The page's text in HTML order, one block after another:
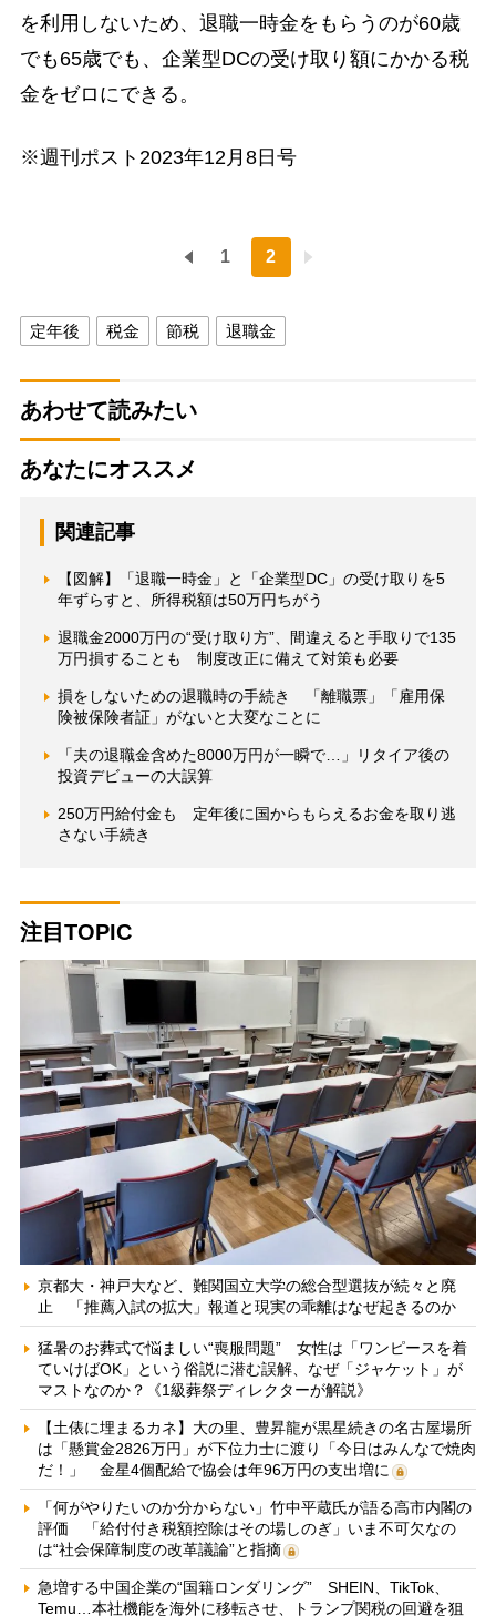
を利用しないため、退職一時金をもらうのが60歳
でも65歳でも、企業型DCの受け取り額にかかる税
金をゼロにできる。
※週刊ポスト2023年12月8日号
1 2
定年後 税金 節税 退職金
あわせて読みたい
あなたにオススメ
関連記事
【図解】「退職一時金」と「企業型DC」の受け取りを5
年ずらすと、所得税額は50万円ちがう
退職金2000万円の“受け取り方”、間違えると手取りで135
万円損することも 制度改正に備えて対策も必要
損をしないための退職時の手続き 「離職票」「雇用保
険被保険者証」がないと大変なことに
「夫の退職金含めた8000万円が一瞬で…」リタイア後の
投資デビューの大誤算
250万円給付金も 定年後に国からもらえるお金を取り逃
さない手続き
注目TOPIC
京都大・神戸大など、難関国立大学の総合型選抜が続々と廃
止 「推薦入試の拡大」報道と現実の乖離はなぜ起きるのか
猛暑のお葬式で悩ましい“喪服問題” 女性は「ワンピースを着
ていけばOK」という俗説に潜む誤解、なぜ「ジャケット」が
マストなのか？《1級葬祭ディレクターが解説》
【土俵に埋まるカネ】大の里、豊昇龍が黒星続きの名古屋場所
は「懸賞金2826万円」が下位力士に渡り「今日はみんなで焼肉
だ！」 金星4個配給で協会は年96万円の支出増に
「何がやりたいのか分からない」竹中平蔵氏が語る高市内閣の
評価 「給付付き税額控除はその場しのぎ」いま不可欠なの
は“社会保障制度の改革議論”と指摘
急増する中国企業の“国籍ロンダリング” SHEIN、TikTok、
Temu…本社機能を海外に移転させ、トランプ関税の回避を狙